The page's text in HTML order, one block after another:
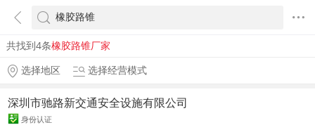
共找到4条橡胶路锥厂家
选择地区
选择经营模式
深圳市驰路新交通安全设施有限公司
身份认证